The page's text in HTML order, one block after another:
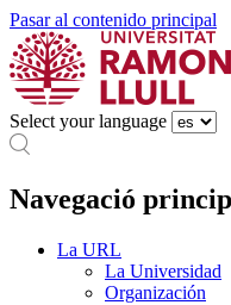
Pasar al contenido principal
Select your language
Navegació
La URL
La Universidad
Organización